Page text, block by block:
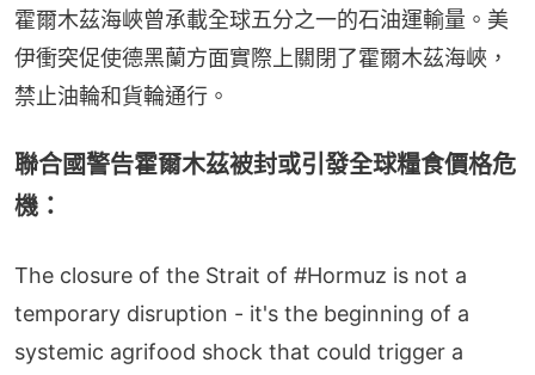
霍爾木茲海峽曾承載全球五分之一的石油運輸量。美
伊衝突促使德黑蘭方面實際上關閉了霍爾木茲海峽，
禁止油輪和貨輪通行。
聯合國警告霍爾木茲被封或引發全球糧食價格危
機：
The closure of the Strait of #Hormuz is not a
temporary disruption - it's the beginning of a
systemic agrifood shock that could trigger a